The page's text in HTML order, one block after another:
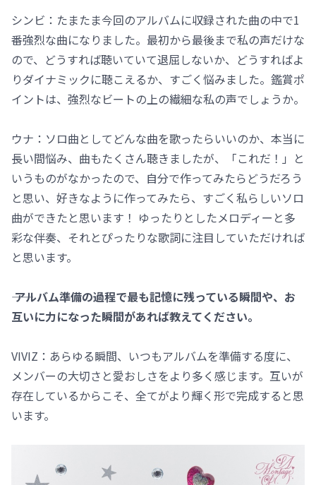
シンビ：たまたま今回のアルバムに収録された曲の中で1
番強烈な曲になりました。最初から最後まで私の声だけな
ので、どうすれば聴いていて退屈しないか、どうすればよ
りダイナミックに聴こえるか、すごく悩みました。鑑賞ポ
イントは、強烈なビートの上の繊細な私の声でしょうか。
ウナ：ソロ曲としてどんな曲を歌ったらいいのか、本当に
長い間悩み、曲もたくさん聴きましたが、「これだ！」と
いうものがなかったので、自分で作ってみたらどうだろう
と思い、好きなように作ってみたら、すごく私らしいソロ
曲ができたと思います！ ゆったりとしたメロディーと多
彩な伴奏、それとぴったりな歌詞に注目していただければ
と思います。
―― アルバム準備の過程で最も記憶に残っている瞬間や、お
互いに力になった瞬間があれば教えてください。
VIVIZ：あらゆる瞬間、いつもアルバムを準備する度に、
メンバーの大切さと愛おしさをより多く感じます。互いが
存在しているからこそ、全てがより輝く形で完成すると思
います。